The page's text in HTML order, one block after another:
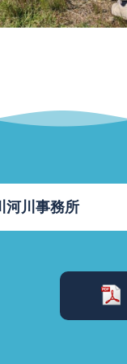
河川事務所